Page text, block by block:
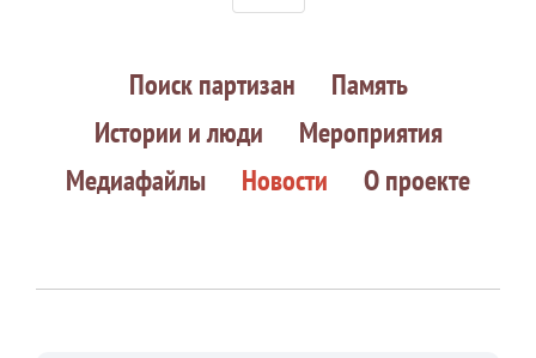
Поиск партизан
Память
Истории и люди
Мероприятия
Медиафайлы
Новости О проекте